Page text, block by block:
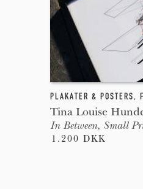
PLAKATER & POSTERS,
Tina Louise
In Between, Small
1.200 DKK